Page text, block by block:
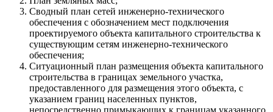
Сводный план сетей инженерно-технического
обеспечения с обозначением мест подключения
проектируемого объекта капитального строительства к
существующим сетям инженерно-технического
обеспечения;
Ситуационный план размещения объекта капитального
строительства в границах земельного участка,
предоставленного для размещения этого объекта, с
указанием границ населенных пунктов,
непосредственно примыкающих к границам указанного